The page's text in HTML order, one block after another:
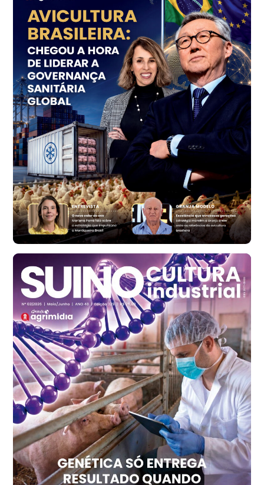
Ovo Vermelho - Regional
Grande São Paulo (SP)
R$ 153,38
cx
Ovo Vermelho - Regional
Vermelho
R$ 156,33
cx
Ovo Branco - Regional
Bastos (SP)
R$ 134,40
cx
Ovo Vermelho - Regional
Bastos (SP)
R$ 146,71
cx
Frango - Indicador
SP
R$ 7,13
kg
Frango - Indicador
SP
R$ 7,15
kg
Trigo Atacado - Regional
PR
R$ 1.417,12
t
Trigo Atacado - Regional
RS
R$ 1.325,22
t